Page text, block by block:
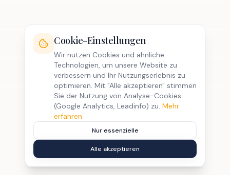
Cookie-Einstellungen
Wir nutzen Cookies und ähnliche
Technologien, um unsere Website zu
verbessern und Ihr Nutzungserlebnis zu
optimieren. Mit "Alle akzeptieren" stimmen
Sie der Nutzung von Analyse-Cookies
(Google Analytics, Leadinfo) zu. Mehr
erfahren
Nur essenzielle
Alle akzeptieren